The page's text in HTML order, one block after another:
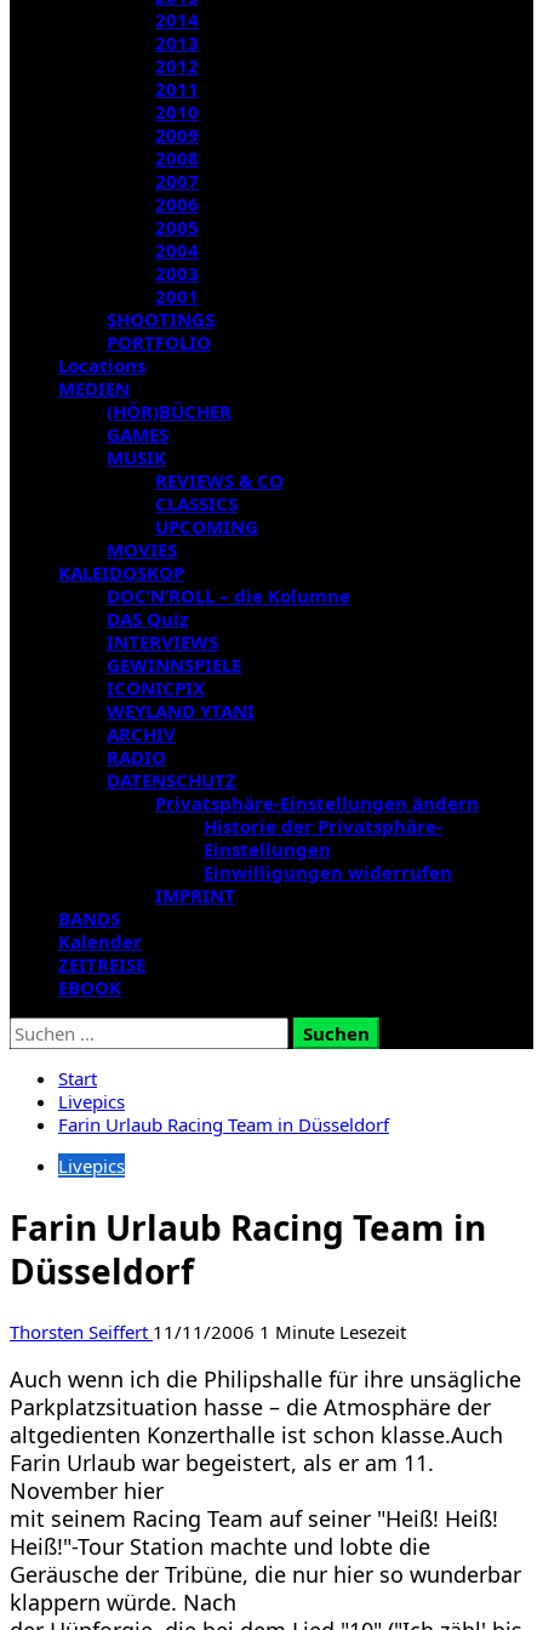
2014
2013
2012
2011
2010
2009
2008
2007
2006
2005
2004
2003
2001
SHOOTINGS
PORTFOLIO
Locations
MEDIEN
(HÖR)BÜCHER
GAMES
MUSIK
REVIEWS & CO
CLASSICS
UPCOMING
MOVIES
KALEIDOSKOP
DOC’N’ROLL – die Kolumne
DAS Quiz
INTERVIEWS
GEWINNSPIELE
ICONICPIX
WEYLAND YTANI
ARCHIV
RADIO
DATENSCHUTZ
Privatsphäre-Einstellungen ändern
Historie der Privatsphäre-
Einstellungen
Einwilligungen widerrufen
IMPRINT
BANDS
Kalender
ZEITREISE
EBOOK
Suchen
nach:
Start
Livepics
Farin Urlaub Racing Team in Düsseldorf
Livepics
Farin Urlaub Racing Team in
Düsseldorf
Thorsten Seiffert 11/11/2006 1 Minute Lesezeit
Auch wenn ich die Philipshalle für ihre unsägliche
Parkplatzsituation hasse – die Atmosphäre der
altgedienten Konzerthalle ist schon klasse.Auch
Farin Urlaub war begeistert, als er am 11.
November hier
mit seinem Racing Team auf seiner "Heiß! Heiß!
Heiß!"-Tour Station machte und lobte die
Geräusche der Tribüne, die nur hier so wunderbar
klappern würde. Nach